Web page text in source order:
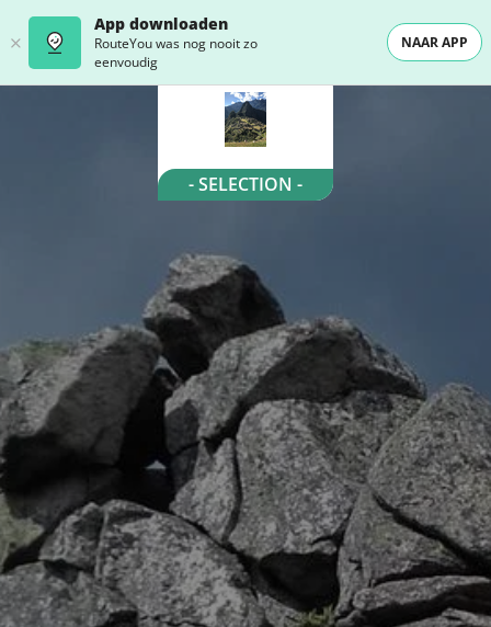
App downloaden
RouteYou was nog nooit zo
eenvoudig
NAAR APP
- SELECTION -